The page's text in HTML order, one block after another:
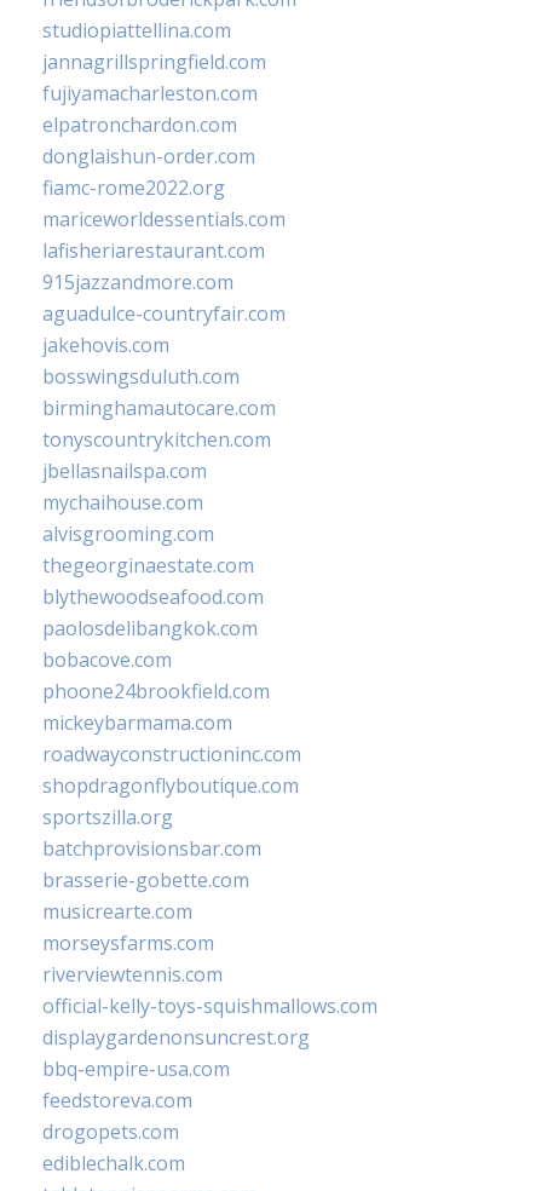
studiopiattellina.com
jannagrillspringfield.com
fujiyamacharleston.com
elpatronchardon.com
donglaishun-order.com
fiamc-rome2022.org
mariceworldessentials.com
lafisheriarestaurant.com
915jazzandmore.com
aguadulce-countryfair.com
jakehovis.com
bosswingsduluth.com
birminghamautocare.com
tonyscountrykitchen.com
jbellasnailspa.com
mychaihouse.com
alvisgrooming.com
thegeorginaestate.com
blythewoodseafood.com
paolosdelibangkok.com
bobacove.com
phoone24brookfield.com
mickeybarmama.com
roadwayconstructioninc.com
shopdragonflyboutique.com
sportszilla.org
batchprovisionsbar.com
brasserie-gobette.com
musicrearte.com
morseysfarms.com
riverviewtennis.com
official-kelly-toys-squishmallows.com
displaygardenonsuncrest.org
bbq-empire-usa.com
feedstoreva.com
drogopets.com
ediblechalk.com